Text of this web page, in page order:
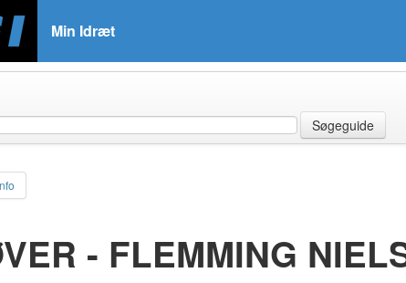
Min Idræt
Søgeguide
- FLEMMING